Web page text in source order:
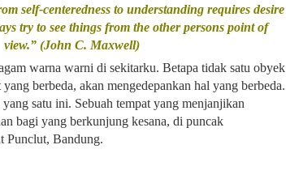
self-centeredness to understanding requires desire
try to see things from the other persons point of
view.” (John C. Maxwell)
warna warni di sekitarku. Betapa tidak satu obyek
berbeda, akan mengedepankan hal yang berbeda.
satu ini. Sebuah tempat yang menjanjikan
bagi yang berkunjung kesana, di puncak
Punclut, Bandung.